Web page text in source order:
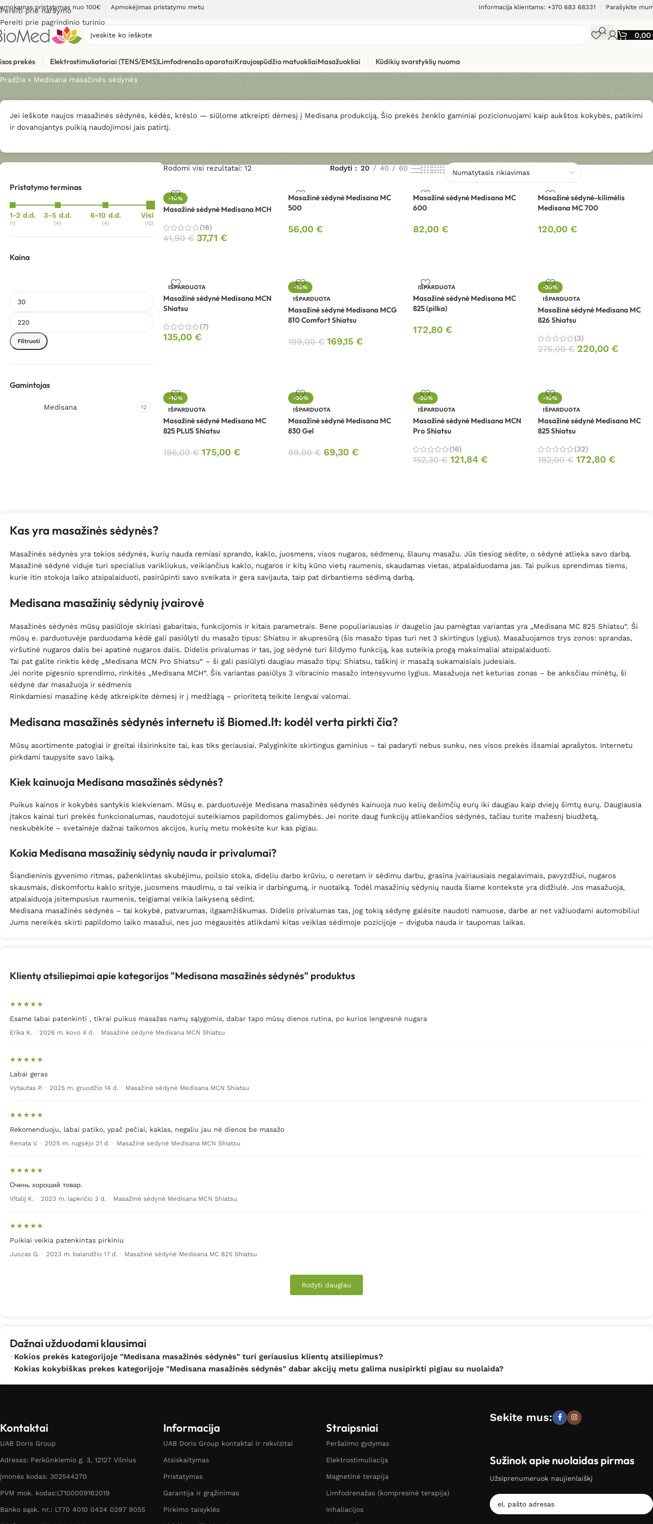
Pereiti prie naršymo
Pereiti prie pagrindinio turinio
pristatymas nuo 100€ Apmokėjimas pristatymo metu Informacija klientams: +370 683 68331 Parašykite
0,00
prekės Elektrostimuliatoriai (TENS/EMS)Limfodrenažo aparataiKraujospūdžio matuokliaiMasažuokliai Kūdikių svarstyklių nuoma
Medisana masažinės sėdynės
Pradžia » Medisana masažinės sėdynės
Jei ieškote naujos masažinės sėdynės, kėdės, krėslo — siūlome atkreipti dėmesį į Medisana produkciją. Šio prekės ženklo gaminiai pozicionuojami kaip aukštos kokybės, patikimi
ir dovanojantys puikią naudojimosi jais patirtį.
Pristatymo terminas
1-2 d.d.
(1)
3-5 d.d.
(4)
6-10 d.d.
(4)
Visi
(12)
Kaina
Filtruoti
Gamintojas
Medisana 12
Rodomi visi rezultatai: 12 Rodyti 20 40 60
-10%
Masažinė sėdynė Medisana MCH
(16)
41,90€ 37,71 €
Masažinė sėdynė Medisana MC
500
56,00 €
Masažinė sėdynė Medisana MC
600
82,00 €
Masažinė sėdynė-kilimėlis
Medisana MC 700
120,00 €
IŠPARDUOTA
Masažinė sėdynė Medisana MCN
Shiatsu
(7)
135,00 €
-15%
IŠPARDUOTA
Masažinė sėdynė Medisana MCG
810 Comfort Shiatsu
199,00€ 169,15 €
IŠPARDUOTA
Masažinė sėdynė Medisana MC
825 (pilka)
172,80 €
-20%
IŠPARDUOTA
Masažinė sėdynė Medisana MC
826 Shiatsu
(3)
275,00€ 220,00 €
-10%
IŠPARDUOTA
Masažinė sėdynė Medisana MC
825 PLUS Shiatsu
195,00€ 175,00 €
-30%
IŠPARDUOTA
Masažinė sėdynė Medisana MC
830 Gel
99,00€ 69,30 €
-20%
IŠPARDUOTA
Masažinė sėdynė Medisana MCN
Pro Shiatsu
(16)
152,30€ 121,84 €
-10%
IŠPARDUOTA
Masažinė sėdynė Medisana MC
825 Shiatsu
(32)
192,00€ 172,80 €
Kas yra masažinės sėdynės?
Masažinės sėdynės yra tokios sėdynės, kurių nauda remiasi sprando, kaklo, juosmens, visos nugaros, sėdmenų, šlaunų masažu. Jūs tiesiog sėdite, o sėdynė atlieka savo darbą.
Masažinė sėdynė viduje turi specialius varikliukus, veikiančius kaklo, nugaros ir kitų kūno vietų raumenis, skaudamas vietas, atpalaiduodama jas. Tai puikus sprendimas tiems,
kurie itin stokoja laiko atsipalaiduoti, pasirūpinti savo sveikata ir gera savijauta, taip pat dirbantiems sėdimą darbą.
Medisana masažinių sėdynių įvairovė
Masažinės sėdynės mūsų pasiūloje skiriasi gabaritais, funkcijomis ir kitais parametrais. Bene populiariausias ir daugelio jau pamėgtas variantas yra „Medisana MC 825 Shiatsu“. Ši
mūsų e. parduotuvėje parduodama kėdė gali pasiūlyti du masažo tipus: Shiatsu ir akupresūrą (šis masažo tipas turi net 3 skirtingus lygius). Masažuojamos trys zonos: sprandas,
viršutinė nugaros dalis bei apatinė nugaros dalis. Didelis privalumas ir tas, jog sėdynė turi šildymo funkciją, kas suteikia progą maksimaliai atsipalaiduoti.
Tai pat galite rinktis kėdę „Medisana MCN Pro Shiatsu“ – ši gali pasiūlyti daugiau masažo tipų: Shiatsu, taškinį ir masažą sukamaisiais judesiais.
Jei norite pigesnio sprendimo, rinkitės „Medisana MCH“. Šis variantas pasiūlys 3 vibracinio masažo intensyvumo lygius. Masažuoja net keturias zonas – be anksčiau minėtų, ši
sėdynė dar masažuoja ir sėdmenis
Rinkdamiesi masažinę kėdę atkreipkite dėmesį ir į medžiagą – prioritetą teikite lengvai valomai.
Medisana masažinės sėdynės internetu iš Biomed.lt: kodėl verta pirkti čia?
Mūsų asortimente patogiai ir greitai išsirinksite tai, kas tiks geriausiai. Palyginkite skirtingus gaminius – tai padaryti nebus sunku, nes visos prekės išsamiai aprašytos. Internetu
pirkdami taupysite savo laiką.
Kiek kainuoja Medisana masažinės sėdynės?
Puikus kainos ir kokybės santykis kiekvienam. Mūsų e. parduotuvėje Medisana masažinės sėdynės kainuoja nuo kelių dešimčių eurų iki daugiau kaip dviejų šimtų eurų. Daugiausia
įtakos kainai turi prekės funkcionalumas, naudotojui suteikiamos papildomos galimybės. Jei norite daug funkcijų atliekančios sėdynės, tačiau turite mažesnį biudžetą,
neskubėkite – svetainėje dažnai taikomos akcijos, kurių metu mokėsite kur kas pigiau.
Kokia Medisana masažinių sėdynių nauda ir privalumai?
Šiandieninis gyvenimo ritmas, paženklintas skubėjimu, poilsio stoka, dideliu darbo krūviu, o neretam ir sėdimu darbu, grasina įvairiausiais negalavimais, pavyzdžiui, nugaros
skausmais, diskomfortu kaklo srityje, juosmens maudimu, o tai veikia ir darbingumą, ir nuotaiką. Todėl masažinių sėdynių nauda šiame kontekste yra didžiulė. Jos masažuoja,
atpalaiduoja įsitempusius raumenis, teigiamai veikia laikyseną sėdint.
Medisana masažinės sėdynės – tai kokybė, patvarumas, ilgaamžiškumas. Didelis privalumas tas, jog tokią sėdynę galėsite naudoti namuose, darbe ar net važiuodami automobiliu!
Jums nereikės skirti papildomo laiko masažui, nes juo mėgausitės atlikdami kitas veiklas sėdimoje pozicijoje – dviguba nauda ir taupomas laikas.
Klientų atsiliepimai apie kategorijos "Medisana masažinės sėdynės" produktus
Esame labai patenkinti , tikrai puikus masažas namų sąlygomis, dabar tapo mūsų dienos rutina, po kurios lengvesnė nugara
Erika K. · 2026 m. kovo 4 d. · Masažinė sėdynė Medisana MCN Shiatsu
Labai geras
Vytautas P. · 2025 m. gruodžio 14 d. · Masažinė sėdynė Medisana MCN Shiatsu
Rekomenduoju, labai patiko, ypač pečiai, kaklas, negaliu jau nė dienos be masažo
Renata V. · 2025 m. rugsėjo 21 d. · Masažinė sėdynė Medisana MCN Shiatsu
Очень хороший товар.
Vitalij K. · 2023 m. lapkričio 3 d. · Masažinė sėdynė Medisana MCN Shiatsu
Puikiai veikia patenkintas pirkiniu
Juozas G. · 2023 m. balandžio 17 d. · Masažinė sėdynė Medisana MC 825 Shiatsu
Rodyti daugiau
Dažnai užduodami klausimai
Kokios prekės kategorijoje "Medisana masažinės sėdynės" turi geriausius klientų atsiliepimus?
Kokias kokybiškas prekes kategorijoje "Medisana masažinės sėdynės" dabar akcijų metu galima nusipirkti pigiau su nuolaida?
Kontaktai
UAB Doris Group
Adresas: Perkūnkiemio g. 3, 12127 Vilnius
Įmonės kodas: 302544270
PVM mok. kodas:LT100009162019
Banko sąsk. nr.: LT70 4010 0424 0297 9055
Informacija
UAB Doris Group kontaktai ir rekvizitai
Atsiskaitymas
Pristatymas
Garantija ir grąžinimas
Pirkimo taisyklės
Straipsniai
Peršalimo gydymas
Elektrostimuliacija
Magnetinė terapija
Limfodrenažas (kompresinė terapija)
Inhaliacijos
Sekite mus:
Sužinok apie nuolaidas pirmas
Užsiprenumeruok naujienlaiškį